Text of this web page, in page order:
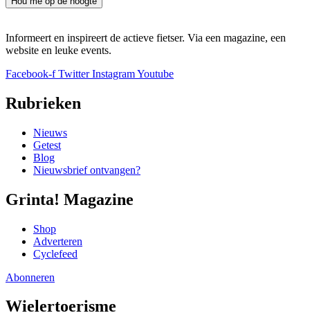
Informeert en inspireert de actieve fietser. Via een magazine, een
website en leuke events.
Facebook-f Twitter InstagramYoutube
Rubrieken
Nieuws
Getest
Blog
Nieuwsbrief ontvangen?
Grinta! Magazine
Shop
Adverteren
Cyclefeed
Abonneren
Wielertoerisme